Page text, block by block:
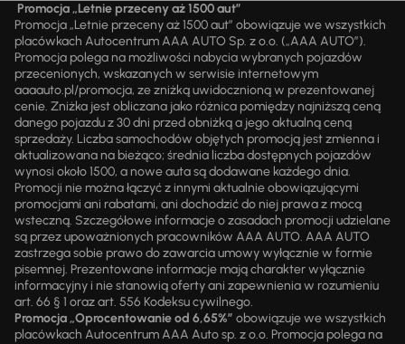
Promocja „Letnie przeceny aż 1500 aut”
Promocja „Letnie przeceny aż 1500 aut” obowiązuje we wszystkich
placówkach Autocentrum AAA AUTO Sp. z o.o. („AAA AUTO”).
Promocja polega na możliwości nabycia wybranych pojazdów
przecenionych, wskazanych w serwisie internetowym
aaaauto.pl/promocja, ze zniżką uwidocznioną w prezentowanej
cenie. Zniżka jest obliczana jako różnica pomiędzy najniższą ceną
danego pojazdu z 30 dni przed obniżką a jego aktualną ceną
sprzedaży. Liczba samochodów objętych promocją jest zmienna i
aktualizowana na bieżąco; średnia liczba dostępnych pojazdów
wynosi około 1500, a nowe auta są dodawane każdego dnia.
Promocji nie można łączyć z innymi aktualnie obowiązującymi
promocjami ani rabatami, ani dochodzić do niej prawa z mocą
wsteczną. Szczegółowe informacje o zasadach promocji udzielane
są przez upoważnionych pracowników AAA AUTO. AAA AUTO
zastrzega sobie prawo do zawarcia umowy wyłącznie w formie
pisemnej. Prezentowane informacje mają charakter wyłącznie
informacyjny i nie stanowią oferty ani zapewnienia w rozumieniu
art. 66 § 1 oraz art. 556 Kodeksu cywilnego.
Promocja „Oprocentowanie od 6,65%” obowiązuje we wszystkich
placówkach Autocentrum AAA Auto sp. z o.o. Promocja polega na